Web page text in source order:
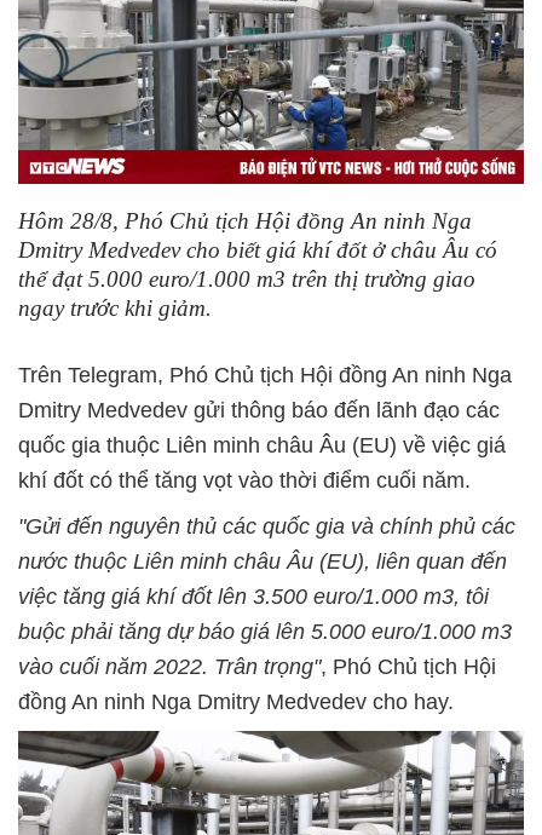
Hôm 28/8, Phó Chủ tịch Hội đồng An ninh Nga
Dmitry Medvedev cho biết giá khí đốt ở châu Âu có
thể đạt 5.000 euro/1.000 m3 trên thị trường giao
ngay trước khi giảm.
Trên Telegram, Phó Chủ tịch Hội đồng An ninh Nga
Dmitry Medvedev gửi thông báo đến lãnh đạo các
quốc gia thuộc Liên minh châu Âu (EU) về việc giá
khí đốt có thể tăng vọt vào thời điểm cuối năm.
"Gửi đến nguyên thủ các quốc gia và chính phủ các
nước thuộc Liên minh châu Âu (EU), liên quan đến
việc tăng giá khí đốt lên 3.500 euro/1.000 m3, tôi
buộc phải tăng dự báo giá lên 5.000 euro/1.000 m3
vào cuối năm 2022. Trân trọng", Phó Chủ tịch Hội
đồng An ninh Nga Dmitry Medvedev cho hay.